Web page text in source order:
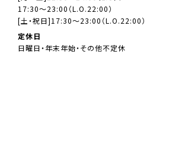
17:30～23:00（L.O.22:00）
[土・祝日]17:30～23:00（L.O.22:00）
定休日
日曜日・年末年始・その他不定休